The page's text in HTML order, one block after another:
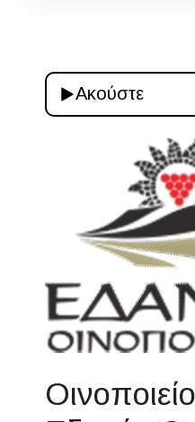
Ακούστε